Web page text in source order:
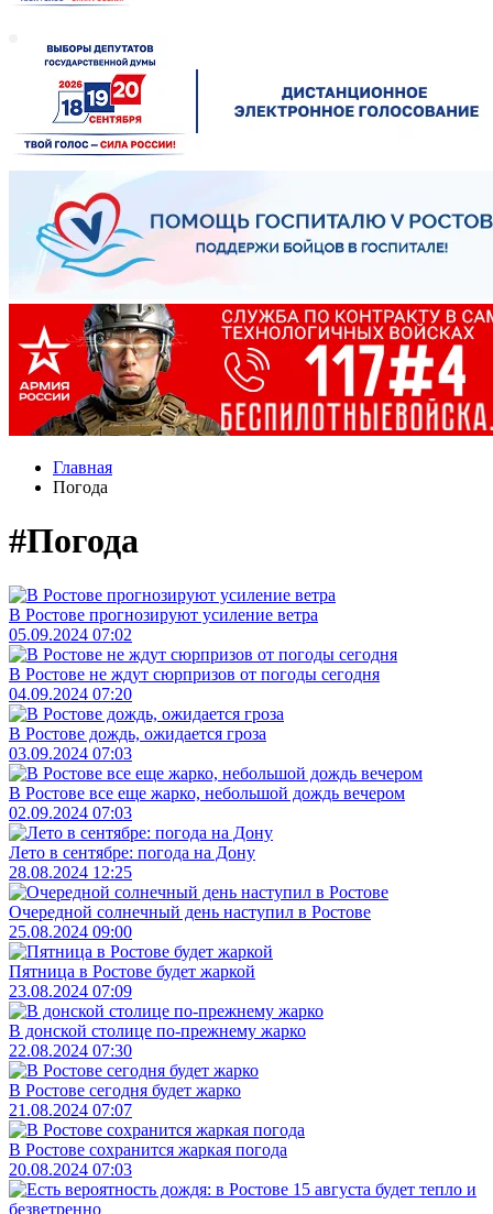
Главная
Погода
#Погода
В Ростове прогнозируют усиление ветра
05.09.2024 07:02
В Ростове не ждут сюрпризов от погоды сегодня
04.09.2024 07:20
В Ростове дождь, ожидается гроза
03.09.2024 07:03
В Ростове все еще жарко, небольшой дождь вечером
02.09.2024 07:03
Лето в сентябре: погода на Дону
28.08.2024 12:25
Очередной солнечный день наступил в Ростове
25.08.2024 09:00
Пятница в Ростове будет жаркой
23.08.2024 07:09
В донской столице по-прежнему жарко
22.08.2024 07:30
В Ростове сегодня будет жарко
21.08.2024 07:07
В Ростове сохранится жаркая погода
20.08.2024 07:03